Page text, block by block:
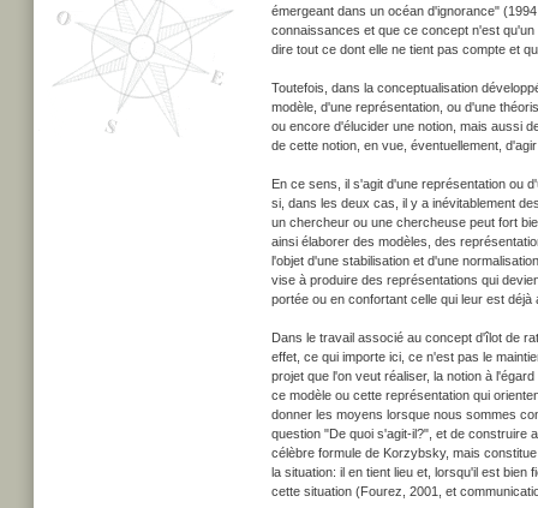
émergeant dans un océan d'ignorance"
connaissances et que ce concept n'est
dire tout ce dont elle ne tient pas compte et
Toutefois, dans la conceptualisation
modèle, d'une représentation, ou d'une
ou encore d'élucider une notion, mais aussi
de cette notion, en vue, éventuellement,
En ce sens, il s'agit d'une représentation ou
si, dans les deux cas, il y a inévitablement
un chercheur ou une chercheuse peut fort
ainsi élaborer des modèles, des
l'objet d'une stabilisation et d'une
vise à produire des représentations qui
portée ou en confortant celle qui leur est déjà
Dans le travail associé au concept d'îlot de
effet, ce qui importe ici, ce n'est pas le
projet que l'on veut réaliser, la notion à
ce modèle ou cette représentation qui
donner les moyens lorsque nous sommes
question "De quoi s'agit-il?", et de construire
célèbre formule de Korzybsky, mais
la situation: il en tient lieu et, lorsqu'il est
cette situation (Fourez, 2001, et